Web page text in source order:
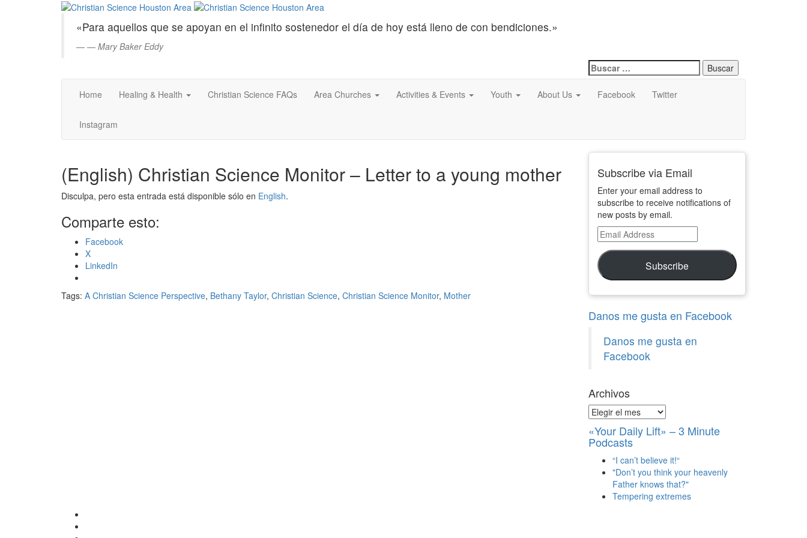
Christian
Science
Houston
Area
«Para aquellos que se apoyan en el infinito sostenedor el día de hoy está lleno de con bendiciones.»
— Mary Baker Eddy
Buscar:
Home Healing & Health Christian Science FAQs Area Churches Activities & Events Youth About Us Facebook Twitter
Instagram
(English) Christian Science Monitor – Letter to a young mother
Disculpa, pero esta entrada está disponible sólo en English.
Comparte esto:
Facebook
X
LinkedIn
Tags: A Christian Science Perspective, Bethany Taylor, Christian Science, Christian Science Monitor, Mother
Subscribe via Email
Enter your email address to
subscribe to receive notifications of
new posts by email.
Email
Address
Subscribe
Danos me gusta en Facebook
Danos me gusta en
Facebook
Archivos
Archivos
«Your Daily Lift» – 3 Minute
Podcasts
“I can’t believe it!“
"Don’t you think your heavenly
Father knows that?"
Tempering extremes